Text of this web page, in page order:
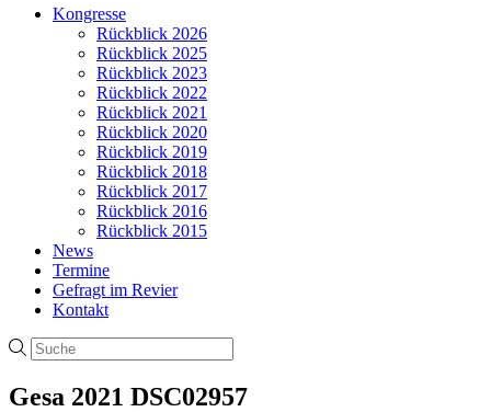
Kongresse
Rückblick 2026
Rückblick 2025
Rückblick 2023
Rückblick 2022
Rückblick 2021
Rückblick 2020
Rückblick 2019
Rückblick 2018
Rückblick 2017
Rückblick 2016
Rückblick 2015
News
Termine
Gefragt im Revier
Kontakt
Gesa 2021 DSC02957